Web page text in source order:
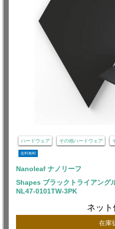
ハードウェア その他ハードウェア
送料無料
Nanoleaf ナノリーフ
Shapes ブラックトライアング
NL47-0101TW-3PK
ネット
在庫